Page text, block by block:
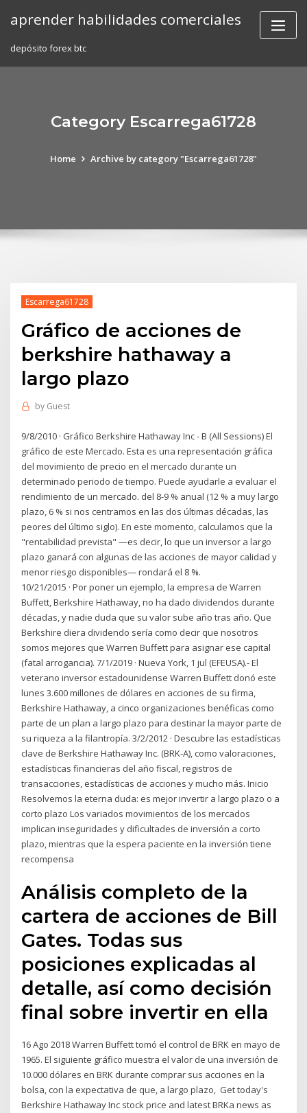
aprender habilidades comerciales
depósito forex btc
Category Escarrega61728
Home Archive by category "Escarrega61728"
Escarrega61728
Gráfico de acciones de
berkshire hathaway a
largo plazo
by Guest
9/8/2010 · Gráfico Berkshire Hathaway Inc - B (All Sessions) El
gráfico de este Mercado. Esta es una representación gráfica
del movimiento de precio en el mercado durante un
determinado periodo de tiempo. Puede ayudarle a evaluar el
rendimiento de un mercado. del 8-9 % anual (12 % a muy largo
plazo, 6 % si nos centramos en las dos últimas décadas, las
peores del último siglo). En este momento, calculamos que la
"rentabilidad prevista" —es decir, lo que un inversor a largo
plazo ganará con algunas de las acciones de mayor calidad y
menor riesgo disponibles— rondará el 8 %.
10/21/2015 · Por poner un ejemplo, la empresa de Warren
Buffett, Berkshire Hathaway, no ha dado dividendos durante
décadas, y nadie duda que su valor sube año tras año. Que
Berkshire diera dividendo sería como decir que nosotros
somos mejores que Warren Buffett para asignar ese capital
(fatal arrogancia). 7/1/2019 · Nueva York, 1 jul (EFEUSA).- El
veterano inversor estadounidense Warren Buffett donó este
lunes 3.600 millones de dólares en acciones de su firma,
Berkshire Hathaway, a cinco organizaciones benéficas como
parte de un plan a largo plazo para destinar la mayor parte de
su riqueza a la filantropía. 3/2/2012 · Descubre las estadísticas
clave de Berkshire Hathaway Inc. (BRK-A), como valoraciones,
estadísticas financieras del año fiscal, registros de
transacciones, estadísticas de acciones y mucho más. Inicio
Resolvemos la eterna duda: es mejor invertir a largo plazo o a
corto plazo Los variados movimientos de los mercados
implican inseguridades y dificultades de inversión a corto
plazo, mientras que la espera paciente en la inversión tiene
recompensa
Análisis completo de la
cartera de acciones de Bill
Gates. Todas sus
posiciones explicadas al
detalle, así como decisión
final sobre invertir en ella
16 Ago 2018 Warren Buffett tomó el control de BRK en mayo de
1965. El siguiente gráfico muestra el valor de una inversión de
10.000 dólares en BRK durante comprar sus acciones en la
bolsa, con la expectativa de que, a largo plazo, Get today's
Berkshire Hathaway Inc stock price and latest BRKa news as